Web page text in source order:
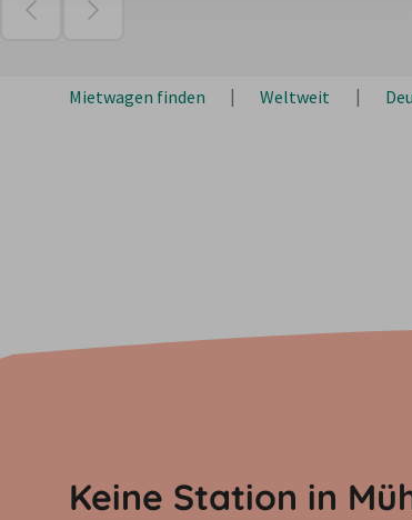
Mietwagen finden Weltweit
Keine Station in